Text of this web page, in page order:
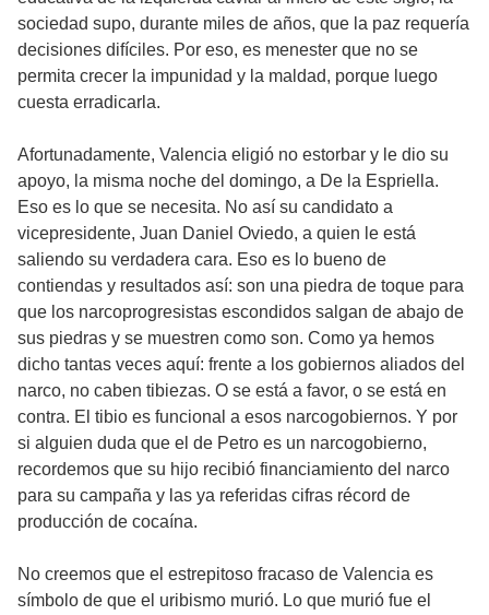
sociedad supo, durante miles de años, que la paz requería
decisiones difíciles. Por eso, es menester que no se
permita crecer la impunidad y la maldad, porque luego
cuesta erradicarla.
Afortunadamente, Valencia eligió no estorbar y le dio su
apoyo, la misma noche del domingo, a De la Espriella.
Eso es lo que se necesita. No así su candidato a
vicepresidente, Juan Daniel Oviedo, a quien le está
saliendo su verdadera cara. Eso es lo bueno de
contiendas y resultados así: son una piedra de toque para
que los narcoprogresistas escondidos salgan de abajo de
sus piedras y se muestren como son. Como ya hemos
dicho tantas veces aquí: frente a los gobiernos aliados del
narco, no caben tibiezas. O se está a favor, o se está en
contra. El tibio es funcional a esos narcogobiernos. Y por
si alguien duda que el de Petro es un narcogobierno,
recordemos que su hijo recibió financiamiento del narco
para su campaña y las ya referidas cifras récord de
producción de cocaína.
No creemos que el estrepitoso fracaso de Valencia es
símbolo de que el uribismo murió. Lo que murió fue el